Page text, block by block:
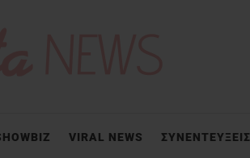
VIRAL NEWS ΣΥΝΕΝΤΕΥΞΕΙΣ